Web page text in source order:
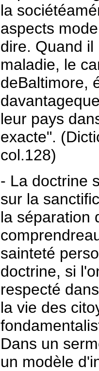
la
aspects
dire. Quand
maladie, le
deBaltimore,
leur pays
exacte".
col.128)
- La doctrine
sur la
la séparation
sainteté
doctrine, si
respecté
la vie des
Dans un
un modèle